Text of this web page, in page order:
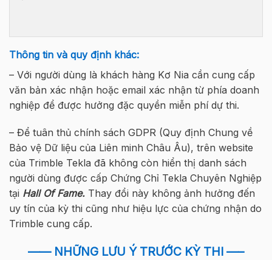
Thông tin và quy định khác:
– Với người dùng là khách hàng Kơ Nia cần cung cấp
văn bản xác nhận hoặc email xác nhận từ phía doanh
nghiệp để được hưởng đặc quyền miễn phí dự thi.
– Để tuân thủ chính sách GDPR (Quy định Chung về
Bảo vệ Dữ liệu của Liên minh Châu Âu), trên website
của Trimble Tekla đã không còn hiển thị danh sách
người dùng được cấp Chứng Chỉ Tekla Chuyên Nghiệp
tại Hall Of Fame. Thay đổi này không ảnh hưởng đến
uy tín của kỳ thi cũng như hiệu lực của chứng nhận do
Trimble cung cấp.
—— NHỮNG LƯU Ý TRƯỚC KỲ THI —–